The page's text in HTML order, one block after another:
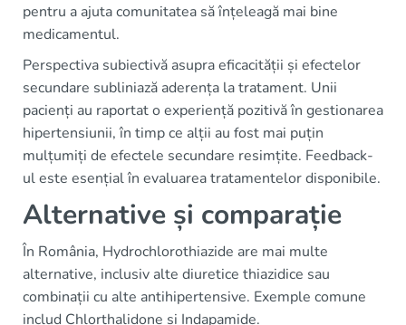
pentru a ajuta comunitatea să înțeleagă mai bine
medicamentul.
Perspectiva subiectivă asupra eficacității și efectelor
secundare subliniază aderența la tratament. Unii
pacienți au raportat o experiență pozitivă în gestionarea
hipertensiunii, în timp ce alții au fost mai puțin
mulțumiți de efectele secundare resimțite. Feedback-
ul este esențial în evaluarea tratamentelor disponibile.
Alternative și comparație
În România, Hydrochlorothiazide are mai multe
alternative, inclusiv alte diuretice thiazidice sau
combinații cu alte antihipertensive. Exemple comune
includ Chlorthalidone și Indapamide.